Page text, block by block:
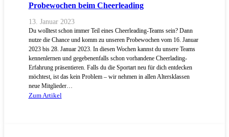
Probewochen beim Cheerleading
13. Januar 2023
Du wolltest schon immer Teil eines Cheerleading-Teams sein? Dann
nutze die Chance und komm zu unseren Probewochen vom 16. Januar
2023 bis 28. Januar 2023. In diesen Wochen kannst du unsere Teams
kennenlernen und gegebenenfalls schon vorhandene Cheerlading-
Erfahrung präsentieren. Falls du die Sportart neu für dich entdecken
möchtest, ist das kein Problem – wir nehmen in allen Altersklassen
neue Mitglieder…
Zum Artikel